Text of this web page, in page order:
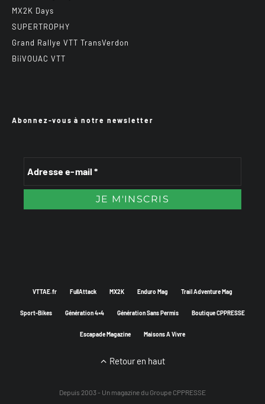
MX2K Days
SUPERTROPHY
Grand Rallye VTT TransVerdon
BiiVOUAC VTT
Abonnez-vous à notre newsletter
VTTAE.fr FullAttack MX2K Enduro Mag Trail Adventure Mag
Sport-Bikes Génération 4×4 Génération Sans Permis Boutique CPPRESSE
Escapade Magazine Maisons A Vivre
Retour en haut
Depuis 2003 - Un magazine du Groupe CPPRESSE